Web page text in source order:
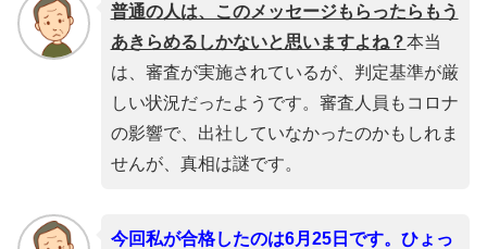
普通の人は、このメッセージもらったらもう
あきらめるしかないと思いますよね？本当
は、審査が実施されているが、判定基準が厳
しい状況だったようです。審査人員もコロナ
の影響で、出社していなかったのかもしれま
せんが、真相は謎です。
今回私が合格したのは6月25日です。ひょっ